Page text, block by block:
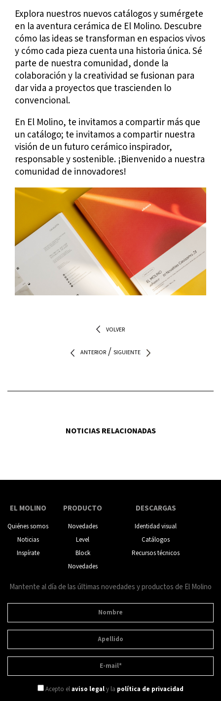
Explora nuestros nuevos catálogosy sumérgete
en la aventura cerámica de El Molino. Descubre
cómo las ideas se transforman en espacios vivos
y cómo cada pieza cuenta una historia única. Sé
parte de nuestra comunidad, donde la
colaboración y la creatividad se fusionan para
dar vida a proyectos que trascienden lo
convencional.
En El Molino, te invitamos a compartir más que
un catálogo; te invitamos a compartir nuestra
visión de un futuro cerámico inspirador,
responsable y sostenible. ¡Bienvenido a nuestra
comunidad de innovadores!
VOLVER
ANTERIOR / SIGUIENTE
NOTICIAS RELACIONADAS
EL MOLINO
Quiénes somos
Noticias
Inspírate
PRODUCTO
Novedades
Level
Block
Novedades
DESCARGAS
Identidad visual
Catálogos
Recursos técnicos
Mantente al día de las últimas novedades y productos de El Molino
Acepto elaviso legaly la política de privacidad